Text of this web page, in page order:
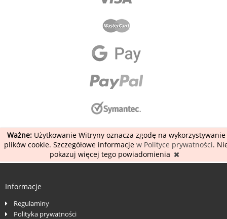
Ważne:Użytkowanie Witryny oznacza zgodę na wykorzystywanie
plików cookie. Szczegółowe informacje w Polityce prywatności.
pokazuj więcej tego powiadomienia
Informacje
Regulaminy
Polityka prywatności